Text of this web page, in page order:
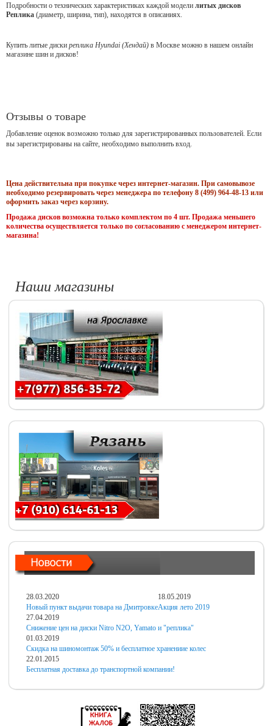
Подробности о технических характеристиках каждой модели литых дисков
Реплика (диаметр, ширина, тип), находятся в описаниях.
Купить литые диски реплика Hyundai (Хендай) в Москве можно в нашем онлайн
магазине шин и дисков!
Отзывы о товаре
Добавление оценок возможно только для зарегистрированных пользователей. Если
вы зарегистрированы на сайте, необходимо выполнить вход.
Цена действительна при покупке через интернет-магазин. При самовывозе
необходимо резервировать через менеджера по телефону 8 (499) 964-48-13 или
оформить заказ через корзину.
Продажа дисков возможна только комплектом по 4 шт. Продажа меньшего
количества осуществляется только по согласованию с менеджером интернет-
магазина!
Наши магазины
28.03.2020
Новый пункт выдачи товара на Дмитровке
18.05.2019
Акция лето 2019
27.04.2019
Снижение цен на диски Nitro N2O, Yamato и "реплика"
01.03.2019
Скидка на шиномонтаж 50% и бесплатное хранениие колес
22.01.2015
Бесплатная доставка до транспортной компании!